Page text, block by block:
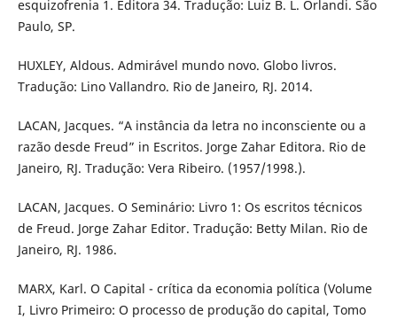
esquizofrenia 1. Editora 34. Tradução: Luiz B. L. Orlandi. São
Paulo, SP.
HUXLEY, Aldous. Admirável mundo novo. Globo livros.
Tradução: Lino Vallandro. Rio de Janeiro, RJ. 2014.
LACAN, Jacques. “A instância da letra no inconsciente ou a
razão desde Freud” in Escritos. Jorge Zahar Editora. Rio de
Janeiro, RJ. Tradução: Vera Ribeiro. (1957/1998.).
LACAN, Jacques. O Seminário: Livro 1: Os escritos técnicos
de Freud. Jorge Zahar Editor. Tradução: Betty Milan. Rio de
Janeiro, RJ. 1986.
MARX, Karl. O Capital - crítica da economia política (Volume
I, Livro Primeiro: O processo de produção do capital, Tomo